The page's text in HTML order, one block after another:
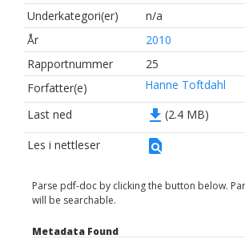
Underkategori(er)
n/a
År
2010
Rapportnummer
25
Forfatter(e)
Hanne Toftdahl
Last ned
file_download (2.4 MB)
Les i nettleser
find_in_page
Parse pdf-doc by clicking the button below.
will be searchable.
Metadata Found